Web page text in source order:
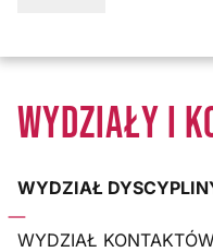
WYDZIAŁY I
WYDZIAŁ
WYDZIAŁ